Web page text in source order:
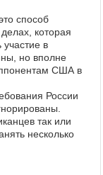
способ
которая
участие в
но вполне
США в
России
так или
несколько